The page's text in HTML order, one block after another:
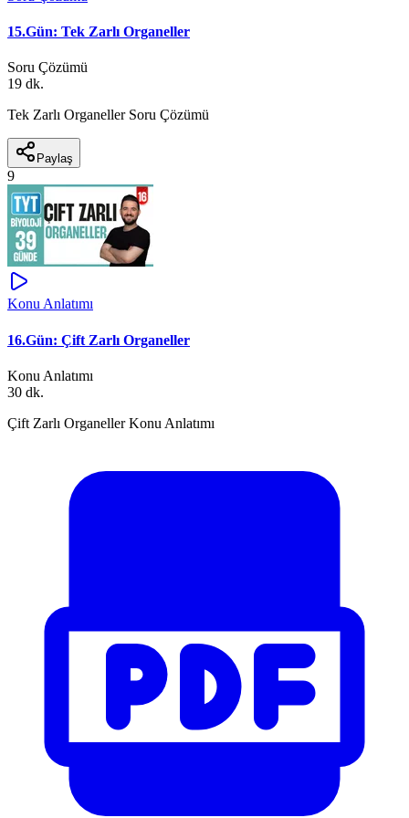
15.Gün: Tek Zarlı Organeller
Soru Çözümü
19 dk.
Tek Zarlı Organeller Soru Çözümü
Paylaş
9
Konu Anlatımı
16.Gün: Çift Zarlı Organeller
Konu Anlatımı
30 dk.
Çift Zarlı Organeller Konu Anlatımı